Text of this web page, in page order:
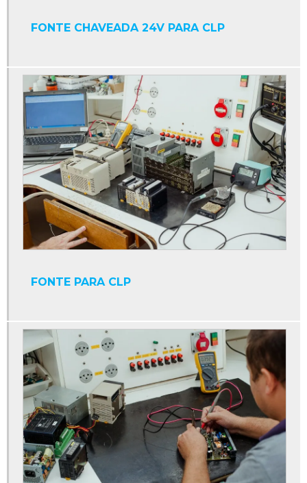
Conversor cc cc
Conversor de frequência
Conversor eletrônico de frequência
Conversores de potência
Cpu industrial
Display contador digital industrial
Display industrial
Display interface serial
Display led industrial
Fonte chaveada 24v para clp
Fonte de alimentação clp
Fonte para clp
Fonte plc
Ihm industrial
Ihm pc industrial
FONTE CHAVEADA 24V PARA CLP
FONTE PARA CLP